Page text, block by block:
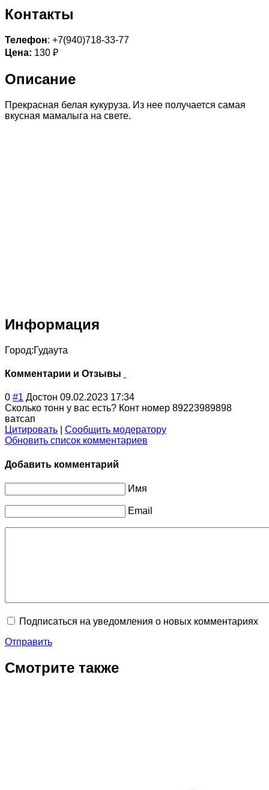
Контакты
Телефон: +7(940)718-33-77
Цена: 130 ₽
Описание
Прекрасная белая кукуруза. Из нее получается самая
вкусная мамалыга на свете.
Информация
Город:Гудаута
Комментарии и Отзывы
0 #1 Достон 09.02.2023 17:34
Сколько тонн у вас есть? Конт номер 89223989898
ватсап
Цитировать
Сообщить модератору
Обновить список комментариев
Добавить комментарий
Имя
Email
Подписаться на уведомления о новых комментариях
Отправить
Смотрите также